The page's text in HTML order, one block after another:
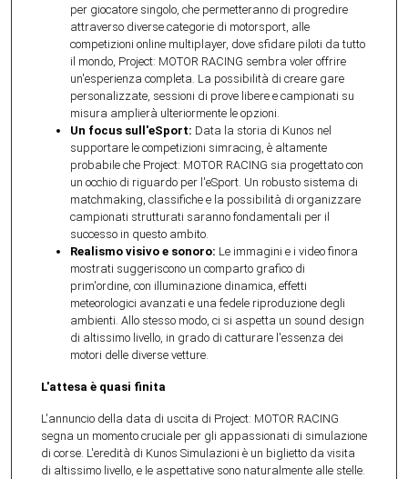
per giocatore singolo, che permetteranno di progredire
attraverso diverse categorie di motorsport, alle
competizioni online multiplayer, dove sfidare piloti da tutto
il mondo, Project: MOTOR RACING sembra voler offrire
un'esperienza completa. La possibilità di creare gare
personalizzate, sessioni di prove libere e campionati su
misura amplierà ulteriormente le opzioni.
Un focus sull'eSport: Data la storia di Kunos nel
supportare le competizioni simracing, è altamente
probabile che Project: MOTOR RACING sia progettato con
un occhio di riguardo per l'eSport. Un robusto sistema di
matchmaking, classifiche e la possibilità di organizzare
campionati strutturati saranno fondamentali per il
successo in questo ambito.
Realismo visivo e sonoro: Le immagini e i video finora
mostrati suggeriscono un comparto grafico di
prim'ordine, con illuminazione dinamica, effetti
meteorologici avanzati e una fedele riproduzione degli
ambienti. Allo stesso modo, ci si aspetta un sound design
di altissimo livello, in grado di catturare l'essenza dei
motori delle diverse vetture.
L'attesa è quasi finita
L'annuncio della data di uscita di Project: MOTOR RACING
segna un momento cruciale per gli appassionati di simulazione
di corse. L'eredità di Kunos Simulazioni è un biglietto da visita
di altissimo livello, e le aspettative sono naturalmente alle stelle.